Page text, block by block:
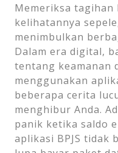
Memeriksa tagihan
kelihatannya
menimbulkan
Dalam era digital,
tentang keamanan
menggunakan
beberapa cerita
menghibur Anda.
panik ketika saldo
aplikasi BPJS tidak